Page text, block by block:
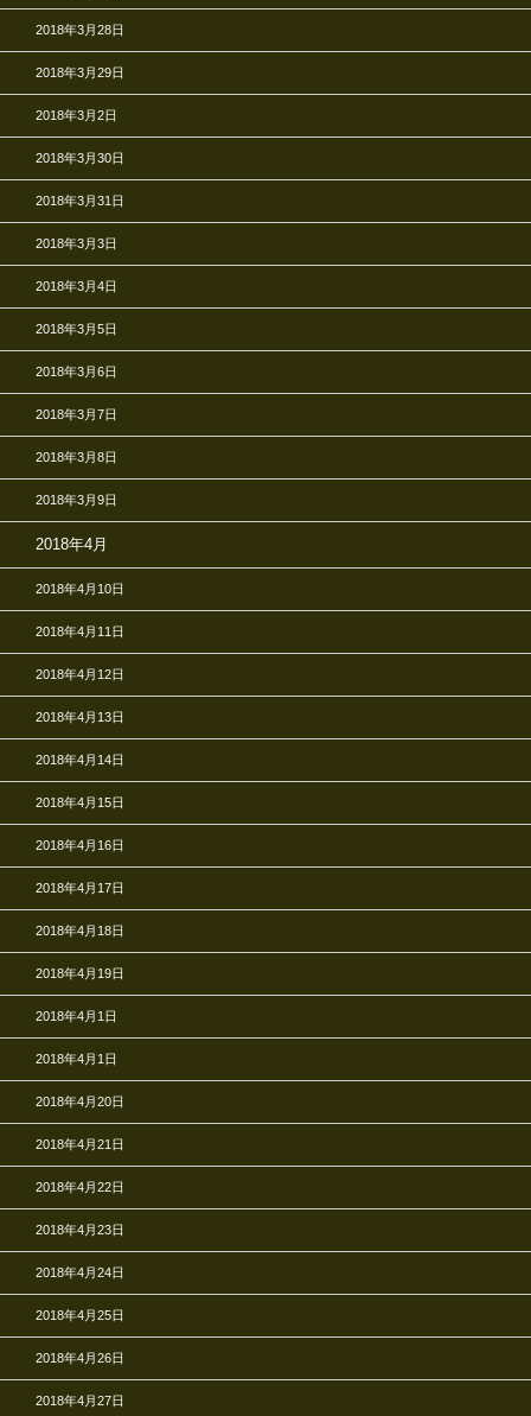
2018年3月28日
2018年3月29日
2018年3月2日
2018年3月30日
2018年3月31日
2018年3月3日
2018年3月4日
2018年3月5日
2018年3月6日
2018年3月7日
2018年3月8日
2018年3月9日
2018年4月
2018年4月10日
2018年4月11日
2018年4月12日
2018年4月13日
2018年4月14日
2018年4月15日
2018年4月16日
2018年4月17日
2018年4月18日
2018年4月19日
2018年4月1日
2018年4月1日
2018年4月20日
2018年4月21日
2018年4月22日
2018年4月23日
2018年4月24日
2018年4月25日
2018年4月26日
2018年4月27日